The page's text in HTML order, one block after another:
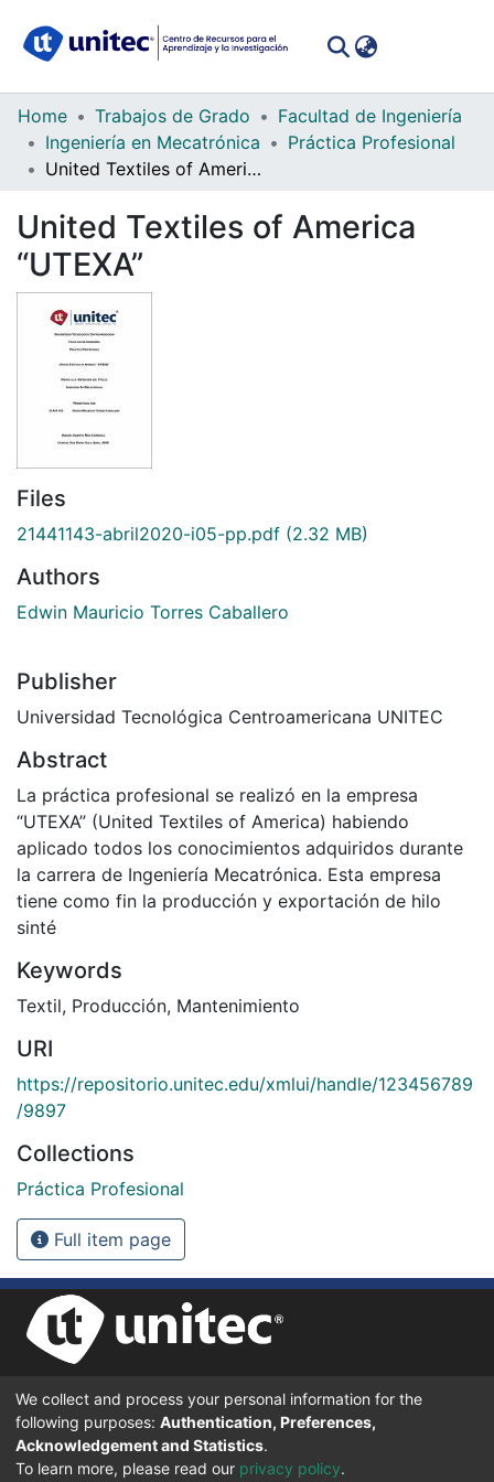
Communities
Collections
All of DSpace
Statistics
Home Trabajos de Grado
Facultad de Ingeniería
Ingeniería en Mecatrónica
Práctica Profesional
United Textiles of America “UTEXA”
United Textiles of America
“UTEXA”
Files
21441143-abril2020-i05-pp.pdf (2.32 MB)
Authors
Edwin Mauricio Torres Caballero
Publisher
Universidad Tecnológica Centroamericana UNITEC
Abstract
La práctica profesional se realizó en la empresa
“UTEXA” (United Textiles of America) habiendo
aplicado todos los conocimientos adquiridos durante
la carrera de Ingeniería Mecatrónica. Esta empresa
tiene como fin la producción y exportación de hilo
sinté
Keywords
Textil, Producción, Mantenimiento
URI
https://repositorio.unitec.edu/xmlui/handle/123456789
/9897
Collections
Práctica Profesional
Full item page
UNIVERSIDAD TECNOLÓGICA CENTROAMERICANA UNITEC
BOULEVARD KENNEDY, V-782, FRENTE A RESIDENCIAL HONDURAS.
TEGUCIGALPA, FRANCISCO MORAZÁN, 11101
We collect and process your personal information for the
following purposes: Authentication, Preferences,
Acknowledgement and Statistics.
To learn more, please read our privacy policy.